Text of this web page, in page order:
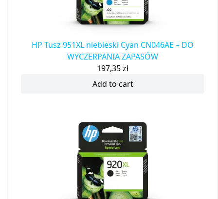
HP Tusz 951XL niebieski Cyan CN046AE – DO
WYCZERPANIA ZAPASÓW
197,35zł
Add to cart